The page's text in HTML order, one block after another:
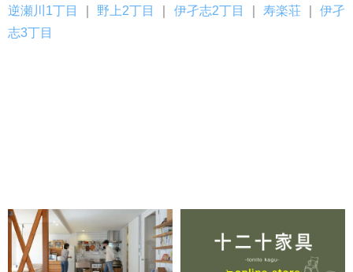
逆瀬川1丁目 野上2丁目 伊孑志2丁目 寿楽荘
伊孑
志3丁目